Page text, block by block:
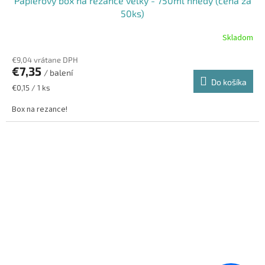
50ks)
Skladom
€9,04 vrátane DPH
€7,35 / balení
Jednotková
€0,15 / 1 ks
Do košíka
Box na rezance!